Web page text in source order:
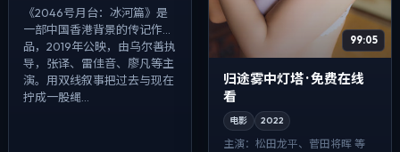
《2046号月台：冰河篇》是
一部中国香港背景的传记作
品，2019年公映，由乌尔善执
导，张译、雷佳音、廖凡等主
演。用双线叙事把过去与现在
拧成一股绳...
99:05
归途雾中灯塔 · 免费在线
看
电影 2022
主演： 松田龙平、菅田将晖 等